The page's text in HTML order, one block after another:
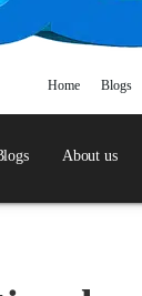
Home Blogs
About us